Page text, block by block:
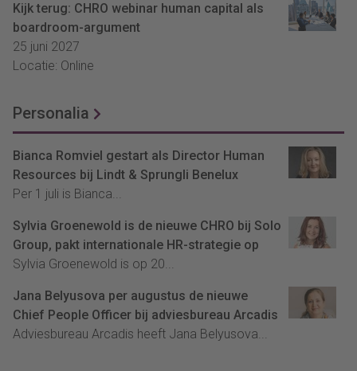
Kijk terug: CHRO webinar human capital als
boardroom-argument
25 juni 2027
Locatie: Online
Personalia
Bianca Romviel gestart als Director Human
Resources bij Lindt & Sprungli Benelux
Per 1 juli is Bianca...
Sylvia Groenewold is de nieuwe CHRO bij Solo
Group, pakt internationale HR-strategie op
Sylvia Groenewold is op 20...
Jana Belyusova per augustus de nieuwe
Chief People Officer bij adviesbureau Arcadis
Adviesbureau Arcadis heeft Jana Belyusova...